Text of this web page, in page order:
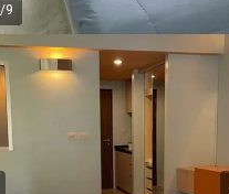
/9